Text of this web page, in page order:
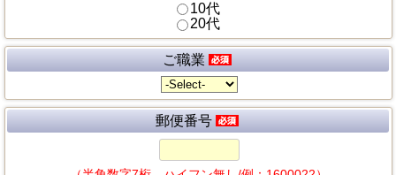
10代
20代
ご職業
郵便番号